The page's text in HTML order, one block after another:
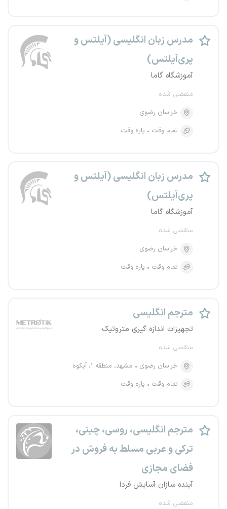
مدرس زبان انگلیسی (آیلتس و
پری‌آیلتس)
آموزشگاه گاما
منقضی شده
خراسان رضوی
تمام وقت
پاره وقت
مدرس زبان انگلیسی (آیلتس و
پری‌آیلتس)
آموزشگاه گاما
منقضی شده
خراسان رضوی
تمام وقت
پاره وقت
مترجم انگلیسی
تجهیزات اندازه گیری متروتیک
منقضی شده
خراسان رضوی
مشهد، منطقه ۱، آبکوه
تمام وقت
پاره وقت
مترجم انگلیسی، روسی، چینی،
ترکی و عربی مسلط به فروش در
فضای مجازی
آینده سازان آسایش فردا
منقضی شده